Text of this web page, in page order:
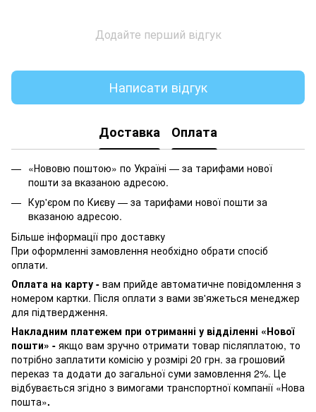
Додайте перший відгук
Написати відгук
Доставка Оплата
«Нововю поштою» по Україні — за тарифами нової
пошти за вказаною адресою.
Кур'єром по Києву — за тарифами нової пошти за
вказаною адресою.
Більше інформації про доставку
При оформленні замовлення необхідно обрати спосіб
оплати.
Оплата на карту - вам прийде автоматичне повідомлення з
номером картки. Після оплати з вами зв'яжеться менеджер
для підтвердження.
Накладним платежем при отриманні у відділенні «Нової
пошти» - якщо вам зручно отримати товар післяплатою, то
потрібно заплатити комісію у розмірі 20 грн. за грошовий
переказ та додати до загальної суми замовлення 2%. Це
відбувається згідно з вимогами транспортної компанії «Нова
пошта».